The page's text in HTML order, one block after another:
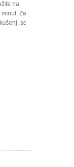
na
Za
se